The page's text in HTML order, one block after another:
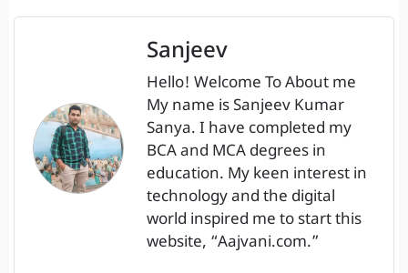
Sanjeev
Hello! Welcome To About me
My name is Sanjeev Kumar
Sanya. I have completed my
BCA and MCA degrees in
education. My keen interest in
technology and the digital
world inspired me to start this
website, “Aajvani.com.”